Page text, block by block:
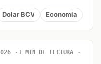
Dolar BCV Economia
1 MIN DE LECTURA